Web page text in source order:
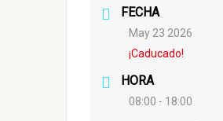
FECHA
May 23 2026
¡Caducado!
HORA
08:00 - 18:00